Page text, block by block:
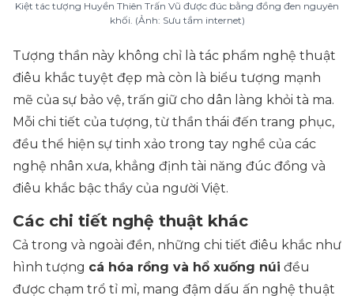
Kiệt tác tượng Huyền Thiên Trấn Vũ được đúc bằng đồng đen nguyên
khối. (Ảnh: Sưu tầm internet)
Tượng thần này không chỉ là tác phẩm nghệ thuật
điêu khắc tuyệt đẹp mà còn là biểu tượng mạnh
mẽ của sự bảo vệ, trấn giữ cho dân làng khỏi tà ma.
Mỗi chi tiết của tượng, từ thần thái đến trang phục,
đều thể hiện sự tinh xảo trong tay nghề của các
nghệ nhân xưa, khẳng định tài năng đúc đồng và
điêu khắc bậc thầy của người Việt.
Các chi tiết nghệ thuật khác
Cả trong và ngoài đền, những chi tiết điêu khắc như
hình tượng cá hóa rồng và hổ xuống núi đều
được chạm trổ tỉ mỉ, mang đậm dấu ấn nghệ thuật